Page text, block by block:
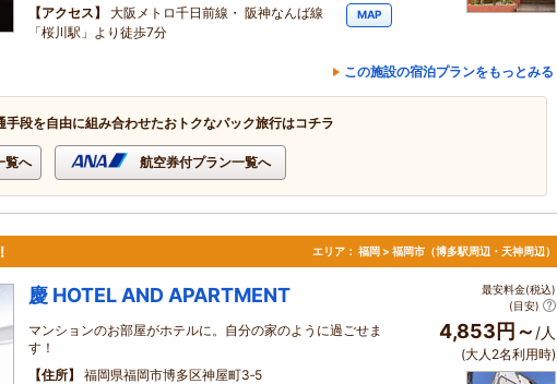
アクセス
大阪メトロ千日前線・ 阪神なんば線
「桜川駅」より徒歩7分
MAP
この施設の宿泊プランをもっとみる
手段を自由に組み合わせたおトクなパック旅行はコチラ
覧へ 航空券付プラン一覧へ
エリア： 福岡 > 福岡市（博多駅周辺・天神周辺）
慶 HOTEL AND APARTMENT
マンションのお部屋がホテルに。自分の家のように過ごせま
す！
住所
福岡県福岡市博多区神屋町3‐5
最安料金(税込)
(目安)
4,853円～ /人
(大人2名利用時)